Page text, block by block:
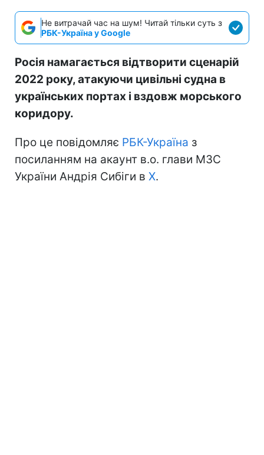
Не витрачай час на шум! Читай тільки суть з
РБК-Україна у Google
Росія намагається відтворити сценарій
2022 року, атакуючи цивільні судна в
українських портах і вздовж морського
коридору.
Про це повідомляє РБК-Україна з
посиланням на акаунт в.о. глави МЗС
України Андрія Сибіги в Х.